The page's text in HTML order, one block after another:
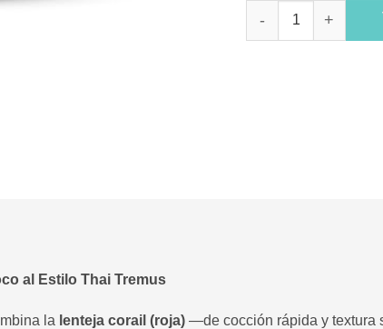
Crema de Lenteja
al Estilo Thai Tremus
la lenteja corail (roja) —de cocción rápida y